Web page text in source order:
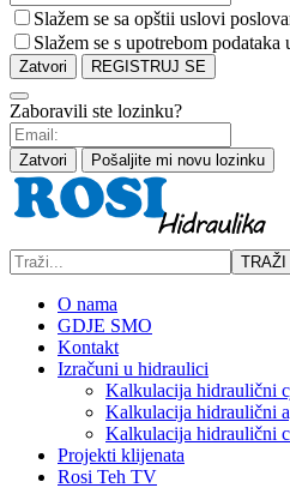
Slažem se sa opštii uslovi
Slažem se s upotrebom
Zatvori REGISTRUJ SE
Zaboravili ste lozinku?
Zatvori Pošaljite mi novu lozinku
TRAŽI
O nama
GDJE SMO
Kontakt
Izračuni u hidraulici
Kalkulacija hidraulični
Kalkulacija hidraulični
Kalkulacija hidraulični
Projekti klijenata
Rosi Teh TV